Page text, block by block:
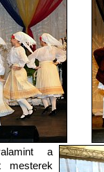
a
mesterek